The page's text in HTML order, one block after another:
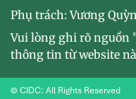
Phụ trách: Vương
Vui lòng ghi rõ
thông tin từ website
© CIDC: All Rights Reserved